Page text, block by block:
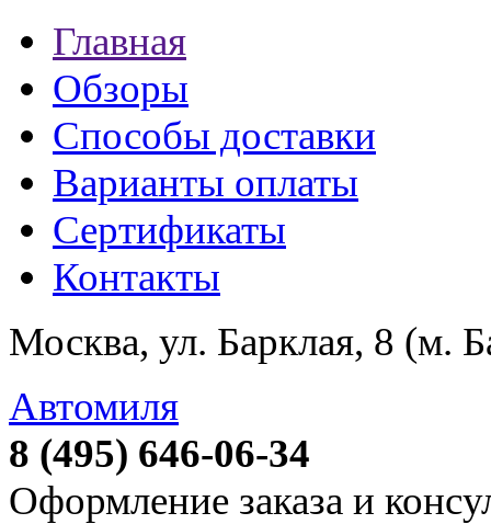
Главная
Обзоры
Способы доставки
Варианты оплаты
Сертификаты
Контакты
Москва, ул. Барклая, 8 (м.
Автомиля
8 (495) 646-06-34
Оформление заказа и